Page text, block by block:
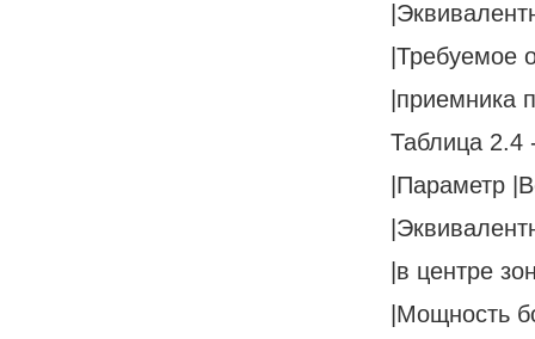
|Требуемое
|приемника
Таблица 2.4
|Параметр
|в центре
|Мощность